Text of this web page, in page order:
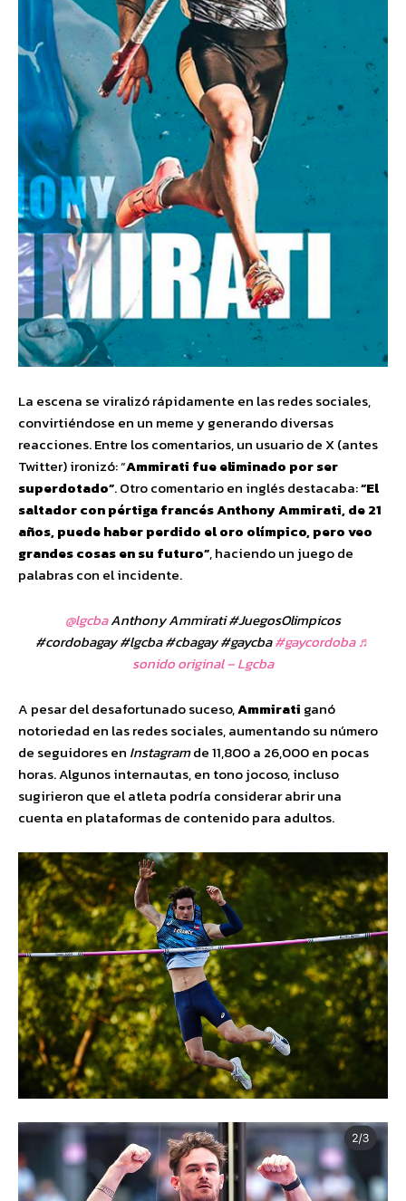
La escena se viralizó rápidamente en las redes sociales,
convirtiéndose en un meme y generando diversas
reacciones. Entre los comentarios, un usuario de X (antes
Twitter) ironizó: “Ammirati fue eliminado por ser
superdotado”. Otro comentario en inglés destacaba:“El
saltador con pértiga francés Anthony Ammirati, de 21
años, puede haber perdido el oro olímpico, pero veo
grandes cosas en su futuro”, haciendo un juego de
palabras con el incidente.
@lgcbaAnthony Ammirati #JuegosOlimpicos
#cordobagay #lgcba #cbagay #gaycba#gaycordoba ♬
sonido original – Lgcba
A pesar del desafortunado suceso,Ammirati ganó
notoriedad en las redes sociales, aumentando su número
de seguidores en Instagramde 11,800 a 26,000 en pocas
horas. Algunos internautas, en tono jocoso, incluso
sugirieron que el atleta podría considerar abrir una
cuenta en plataformas de contenido para adultos.